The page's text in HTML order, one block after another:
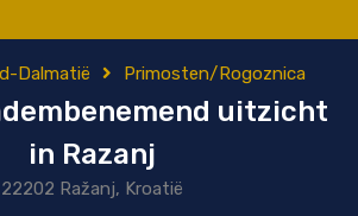
Dalmatië Primosten/Rogoznica
uitzicht
in Razanj
22202 Ražanj, Kroatië